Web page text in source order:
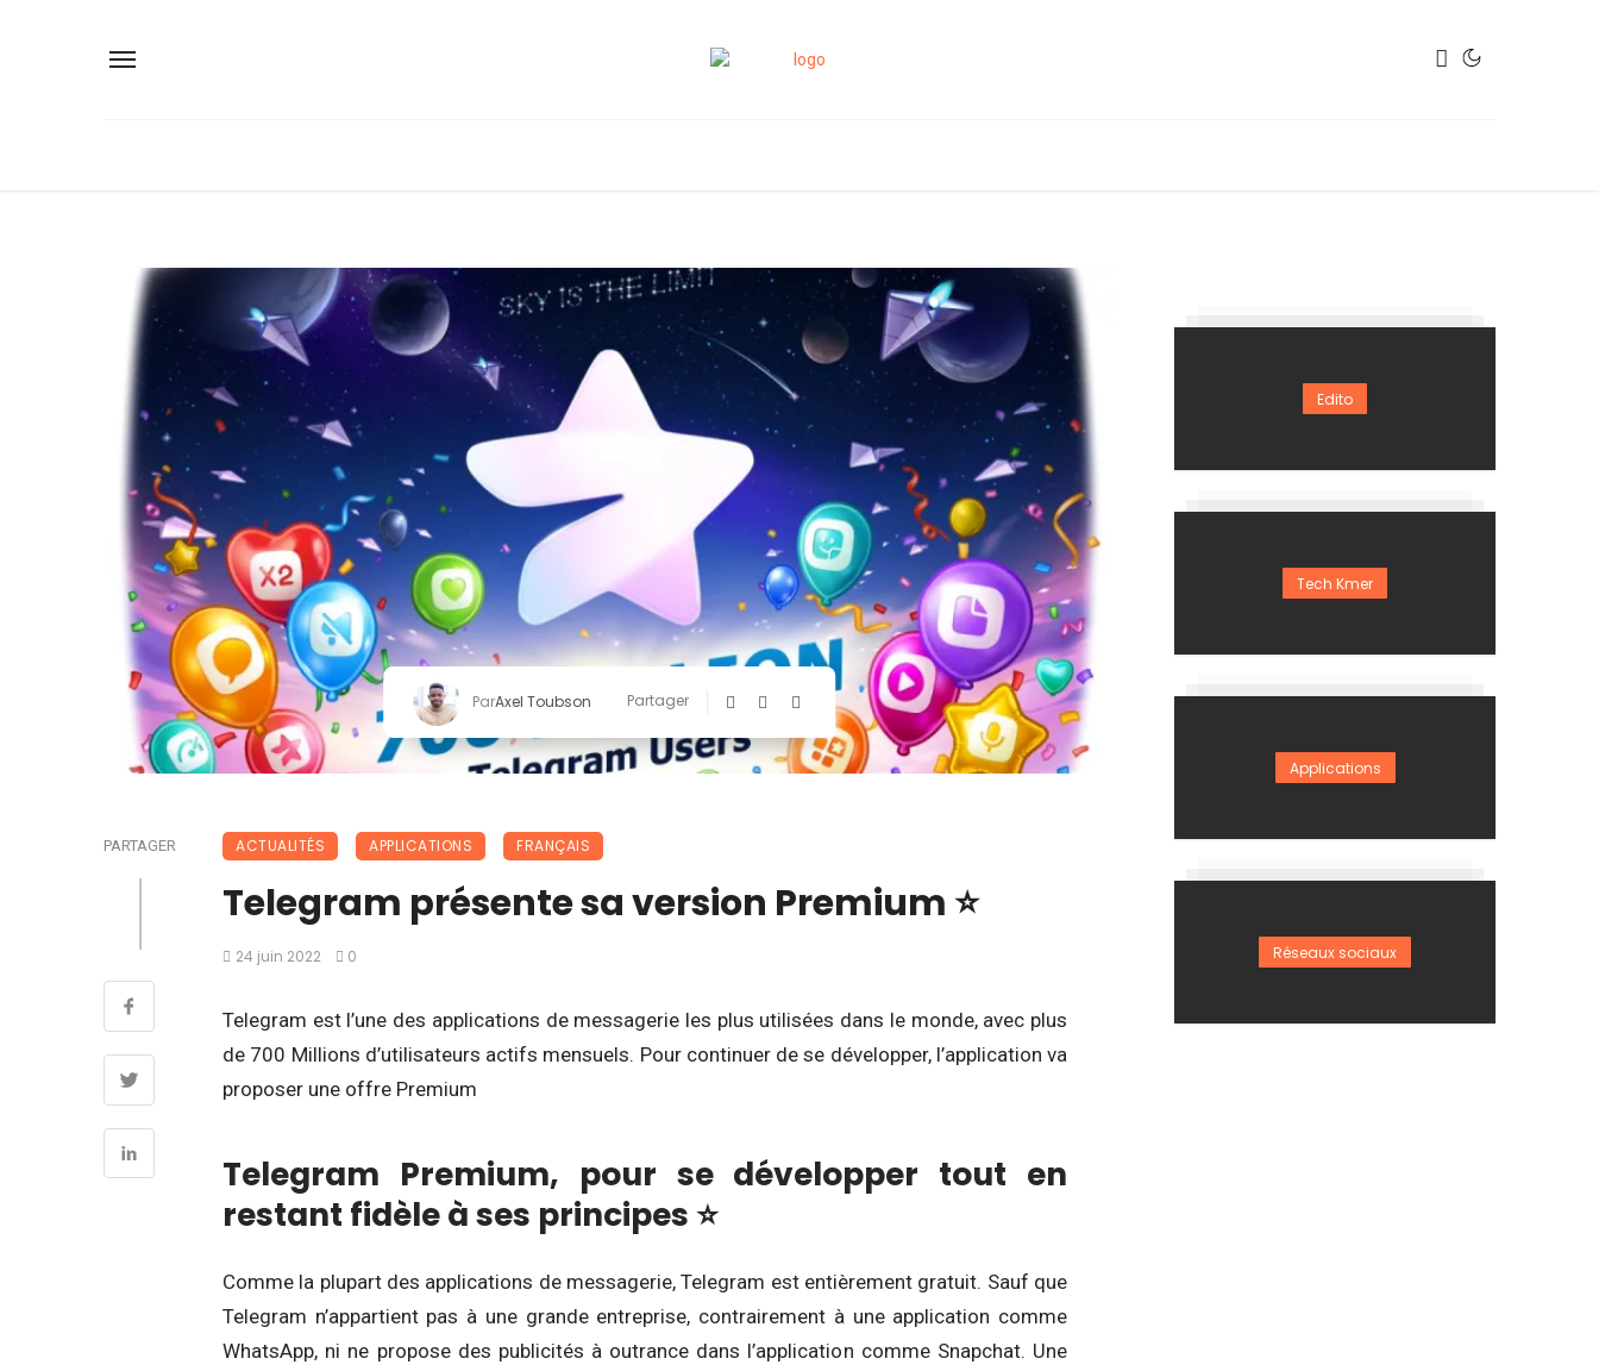
ParAxel Toubson Partager
PARTAGER ACTUALITÉS APPLICATIONS FRANÇAIS
Telegram présente sa version Premium ⭐
24 juin 2022 0
Telegram est l’une des applications de messagerie les plus utilisées dans le monde, avec plus
de 700 Millions d’utilisateurs actifs mensuels. Pour continuer de se développer, l’application va
proposer une offre Premium
Telegram Premium, pour se développer tout en
restant fidèle à ses principes ⭐
Comme la plupart des applications de messagerie, Telegram est entièrement gratuit. Sauf que
Telegram n’appartient pas à une grande entreprise, contrairement à une application comme
WhatsApp, ni ne propose des publicités à outrance dans l’application comme Snapchat. Une
Edito
Tech Kmer
Applications
Réseaux sociaux